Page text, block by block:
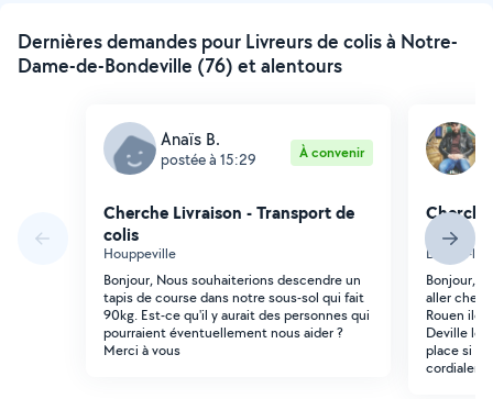
Dernières demandes pour Livreurs de colis à Notre-
Dame-de-Bondeville (76) et alentours
Anaïs B.
postée à 15:29 À convenir
Cherche Livraison - Transport de
colis
Houppeville
Bonjour, Nous souhaiterions descendre un
tapis de course dans notre sous-sol qui fait
90kg. Est-ce qu'il y aurait des personnes qui
pourraient éventuellement nous aider ?
Merci à vous
colis
Déville-
Bonjour,
aller
Rouen ile
Deville
place si